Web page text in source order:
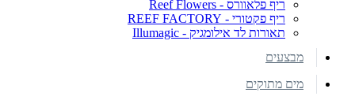
ריף פלאוורס - Reef Flowers
ריף פקטורי - REEF FACTORY
תאורות לד אילומגיק - Illumagic
מבצעים
מים מתוקים